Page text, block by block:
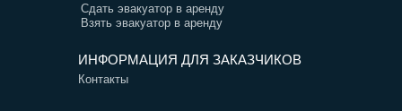
Сдать эвакуатор в аренду
Взять эвакуатор в аренду
ИНФОРМАЦИЯ ДЛЯ ЗАКАЗЧИКОВ
Контакты